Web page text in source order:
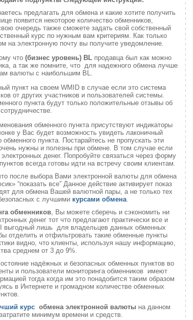
предлагать для обмена и какие хотите получить
появится некоторое количество обменников,
очередь также сможете задать свой собственный
курс по нужным вам критериям. Как только
на электронную почту вы получите уведомление.
что (бизнес уровень) BL продавца был как можно
а так же помните, что для надежного обмена лучше
валюты с наибольшим BL.
пункт на своем WMID в случае если это система
от других участников и пользователей системы.
пункта будут только положительные отзывы об
обменного пункта присутствуют индикаторы
у Вас будет возможность увидеть лаконичный
пункта. Постарайтесь не пропускать эти
нужны и полезны при обмене. В том случае если
денег. Попробуйте связаться через форму
всегда готовы идти на встречу своим клиентам.
после выбора Вами электронной валюты для обмена
“показать все” Данное действие активирует показ
для обмена Вашей валютной пары, а не только тех
с лучшими курсами обмена.
обменников, Вы можете сберечь и сэкономить ни
денег тот что предлагают практически все и
выгодный лишь для владельцев данных обменных
отделить и отфильтровать такие обменные пункты
видно, что клиенты, используя нашу информацию,
среднем от 3 до 9%.
надёжных и безопасных обменных пунктов во
и пользователи мониторинга обменников имеют
тогда когда им это понадобится таким образом
в Интернете и громадном количестве обменных
курс обмена электронной валюты на данном
минимум времени и средств.